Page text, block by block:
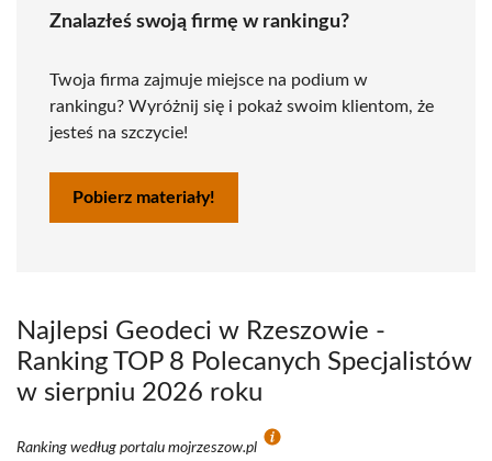
Znalazłeś swoją firmę w rankingu?
Twoja firma zajmuje miejsce na podium w
rankingu? Wyróżnij się i pokaż swoim klientom, że
jesteś na szczycie!
Pobierz materiały!
Najlepsi Geodeci w Rzeszowie -
Ranking TOP 8 Polecanych Specjalistów
w sierpniu 2026 roku
Ranking według portalu mojrzeszow.pl